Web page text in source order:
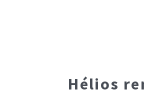
Hélios